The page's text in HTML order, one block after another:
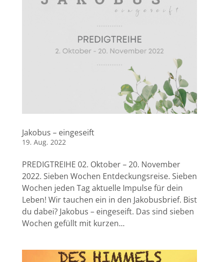
Jakobus – eingeseift
19. Aug. 2022
PREDIGTREIHE 02. Oktober – 20. November
2022. Sieben Wochen Entdeckungsreise. Sieben
Wochen jeden Tag aktuelle Impulse für dein
Leben! Wir tauchen ein in den Jakobusbrief. Bist
du dabei? Jakobus – eingeseift. Das sind sieben
Wochen gefüllt mit kurzen...